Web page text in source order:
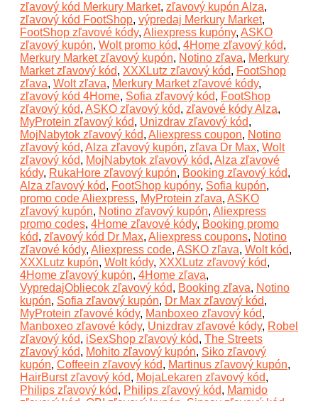
zľavový kód Merkury Market, zľavový kupón Alza,
zľavový kód FootShop, výpredaj Merkury Market,
FootShop zľavové kódy, Aliexpress kupóny, ASKO
zľavový kupón, Wolt promo kód, 4Home zľavový kód,
Merkury Market zľavový kupón, Notino zľava, Merkury
Market zľavový kód, XXXLutz zľavový kód, FootShop
zľava, Wolt zľava, Merkury Market zľavové kódy,
zľavový kód 4Home, Sofia zľavový kód, FootShop
zľavový kód, ASKO zľavový kód, zľavové kódy Alza,
MyProtein zľavový kód, Unizdrav zľavový kód,
MojNabytok zľavový kód, Aliexpress coupon, Notino
zľavový kód, Alza zľavový kupón, zľava Dr Max, Wolt
zľavový kód, MojNabytok zľavový kód, Alza zľavové
kódy, RukaHore zľavový kupón, Booking zľavový kód,
Alza zľavový kód, FootShop kupóny, Sofia kupón,
promo code Aliexpress, MyProtein zľava, ASKO
zľavový kupón, Notino zľavový kupón, Aliexpress
promo codes, 4Home zľavové kódy, Booking promo
kód, zľavový kód Dr Max, Aliexpress coupons, Notino
zľavové kódy, Aliexpress code, ASKO zľava, Wolt kód,
XXXLutz kupón, Wolt kódy, XXXLutz zľavový kód,
4Home zľavový kupón, 4Home zľava,
VypredajObliecok zľavový kód, Booking zľava, Notino
kupón, Sofia zľavový kupón, Dr Max zľavový kód,
MyProtein zľavové kódy, Manboxeo zľavový kód,
Manboxeo zľavové kódy, Unizdrav zľavové kódy, Robel
zľavový kód, iSexShop zľavový kód, The Streets
zľavový kód, Mohito zľavový kupón, Siko zľavový
kupón, Coffeein zľavový kód, Martinus zľavový kupón,
HairBurst zľavový kód, MojaLekaren zľavový kód,
Philips zľavový kód, Philips zľavový kód, Mamido